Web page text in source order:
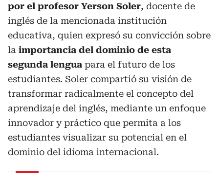
por el profesor Yerson Soler, docente de
inglés de la mencionada institución
educativa, quien expresó su convicción sobre
la importancia del dominio de esta
segunda lengua para el futuro de los
estudiantes. Soler compartió su visión de
transformar radicalmente el concepto del
aprendizaje del inglés, mediante un enfoque
innovador y práctico que permita a los
estudiantes visualizar su potencial en el
dominio del idioma internacional.